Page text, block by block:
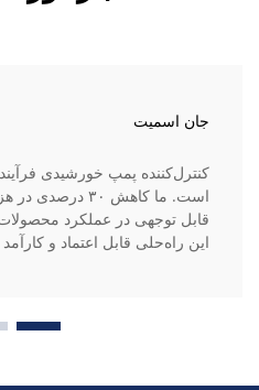
جان اسمیت
کنترل‌کننده پمپ خورشیدی
است. ما کاهش ۳۰
قابل توجهی در عملکرد
این راه‌حلی قابل اعتماد و